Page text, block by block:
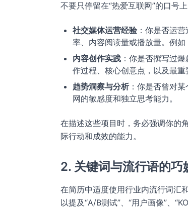
不要只停留在“热爱互联网”的口号
社交媒体运营经验 ：你是否运
率、内容阅读量或播放量。例
内容创作实践 ：你是否撰写过
作过程、核心创意点，以及最
趋势洞察与分析：你是否曾对
网的敏感度和独立思考能力。
在描述这些项目时，务必强调你的
际行动和成效的能力。
2. 关键词与流行语的巧
在简历中适度使用行业内流行词汇
以提及“A/B测试”、“用户画像”、